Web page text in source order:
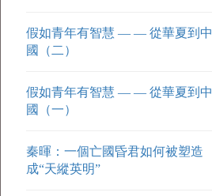
假如青年有智慧 — — 從華夏到中
國（二）
假如青年有智慧 — — 從華夏到中
國（一）
秦暉：一個亡國昏君如何被塑造
成“天縱英明”